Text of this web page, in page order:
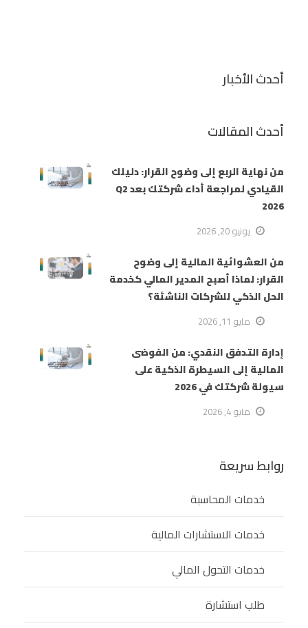
أحدث الأخبار
أحدث المقالات
من نهاية الربع إلى وضوح القرار: دليلك
القيادي لمراجعة أداء شركتك بعد Q2
2026
يونيو 20, 2026
من العشوائية المالية إلى وضوح
القرار: لماذا أصبح المدير المالي كخدمة
الحل الذكي للشركات الناشئة؟
مايو 11, 2026
إدارة التدفق النقدي: من الفوضى
المالية إلى السيطرة الذكية على
سيولة شركتك في 2026
مايو 4, 2026
روابط سريعة
خدمات المحاسبة
خدمات الاستشارات المالية
خدمات التحول المالي
طلب استشارة